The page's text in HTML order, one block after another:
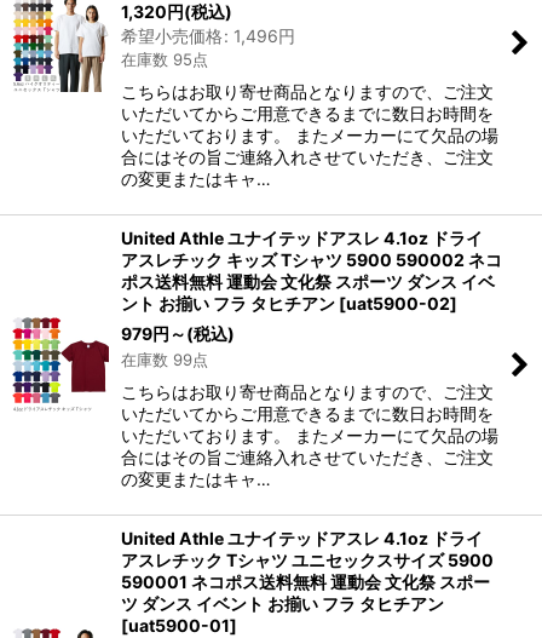
1,320円(税込)
希望小売価格: 1,496円
在庫数 95点
こちらはお取り寄せ商品となりますので、ご注文
いただいてからご用意できるまでに数日お時間を
いただいております。 またメーカーにて欠品の場
合にはその旨ご連絡入れさせていただき、ご注文
の変更またはキャ…
United Athle ユナイテッドアスレ 4.1oz ドライ
アスレチック キッズ Tシャツ 5900 590002 ネコ
ポス送料無料 運動会 文化祭 スポーツ ダンス イベ
ント お揃い フラ タヒチアン [uat5900-02]
979円 ～(税込)
在庫数 99点
こちらはお取り寄せ商品となりますので、ご注文
いただいてからご用意できるまでに数日お時間を
いただいております。 またメーカーにて欠品の場
合にはその旨ご連絡入れさせていただき、ご注文
の変更またはキャ…
United Athle ユナイテッドアスレ 4.1oz ドライ
アスレチック Tシャツ ユニセックスサイズ 5900
590001 ネコポス送料無料 運動会 文化祭 スポー
ツ ダンス イベント お揃い フラ タヒチアン
[uat5900-01]